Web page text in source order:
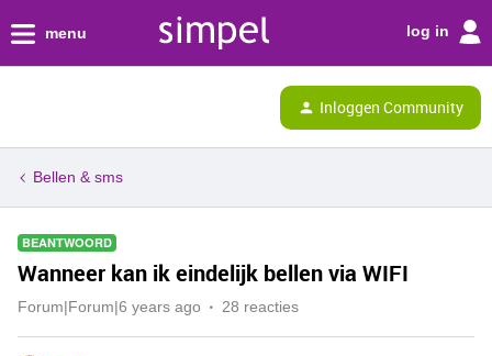
menu log in
Inloggen Community
Bellen & sms
BEANTWOORD
Wanneer kan ik eindelijk bellen via WIFI
Forum|Forum|6 years ago 28 reacties